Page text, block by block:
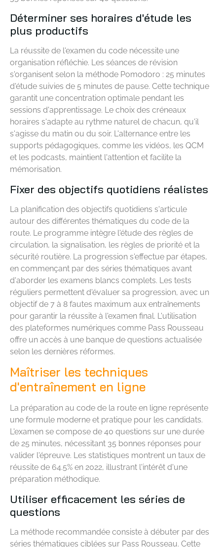
Déterminer ses horaires d'étude les
plus productifs
La réussite de l'examen du code nécessite une
organisation réfléchie. Les séances de révision
s'organisent selon la méthode Pomodoro : 25 minutes
d'étude suivies de 5 minutes de pause. Cette technique
garantit une concentration optimale pendant les
sessions d'apprentissage. Le choix des créneaux
horaires s'adapte au rythme naturel de chacun, qu'il
s'agisse du matin ou du soir. L'alternance entre les
supports pédagogiques, comme les vidéos, les QCM
et les podcasts, maintient l'attention et facilite la
mémorisation.
Fixer des objectifs quotidiens réalistes
La planification des objectifs quotidiens s'articule
autour des différentes thématiques du code de la
route. Le programme intègre l'étude des règles de
circulation, la signalisation, les règles de priorité et la
sécurité routière. La progression s'effectue par étapes,
en commençant par des séries thématiques avant
d'aborder les examens blancs complets. Les tests
réguliers permettent d'évaluer sa progression, avec un
objectif de 7 à 8 fautes maximum aux entraînements
pour garantir la réussite à l'examen final. L'utilisation
des plateformes numériques comme Pass Rousseau
offre un accès à une banque de questions actualisée
selon les dernières réformes.
Maîtriser les techniques
d'entraînement en ligne
La préparation au code de la route en ligne représente
une formule moderne et pratique pour les candidats.
L'examen se compose de 40 questions sur une durée
de 25 minutes, nécessitant 35 bonnes réponses pour
valider l'épreuve. Les statistiques montrent un taux de
réussite de 64.5% en 2022, illustrant l'intérêt d'une
préparation méthodique.
Utiliser efficacement les séries de
questions
La méthode recommandée consiste à débuter par des
séries thématiques ciblées sur Pass Rousseau. Cette